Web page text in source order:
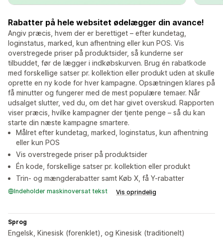
Rabatter på hele websitet ødelægger din avance!
Angiv præcis, hvem der er berettiget – efter kundetag,
loginstatus, marked, kun afhentning eller kun POS. Vis
overstregede priser på produktsider, så kunderne ser
tilbuddet, før de lægger i indkøbskurven. Brug én rabatkode
med forskellige satser pr. kollektion eller produkt uden at skulle
oprette en ny kode for hver kampagne. Opsætningen klares på
få minutter og fungerer med de mest populære temaer. Når
udsalget slutter, ved du, om det har givet overskud. Rapporten
viser præcis, hvilke kampagner der tjente penge – så du kan
starte din næste kampagne smartere.
Målret efter kundetag, marked, loginstatus, kun afhentning
eller kun POS
Vis overstregede priser på produktsider
Én kode, forskellige satser pr. kollektion eller produkt
Trin- og mængderabatter samt Køb X, få Y-rabatter
Indeholder maskinoversat tekst Vis oprindelig
Sprog
Engelsk, Kinesisk (forenklet), og Kinesisk (traditionelt)